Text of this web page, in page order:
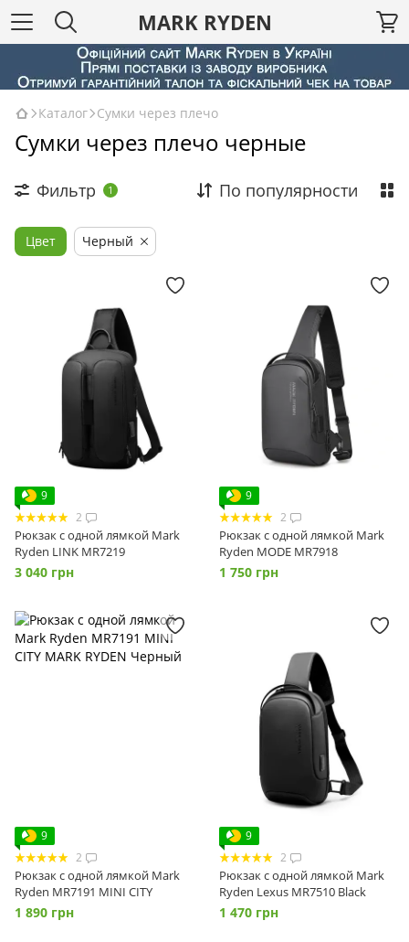
MARK RYDEN
Каталог Сумки через плечо
Сумки через плечо черные
Фильтр 1 По популярности
Цвет Черный
9
2
Рюкзак с одной лямкой Mark
Ryden LINK MR7219
3 040 грн
9
2
Рюкзак с одной лямкой Mark
Ryden MODE MR7918
1 750 грн
9
2
Рюкзак с одной лямкой Mark
Ryden MR7191 MINI CITY
1 890 грн
9
2
Рюкзак с одной лямкой Mark
Ryden Lexus MR7510 Black
1 470 грн